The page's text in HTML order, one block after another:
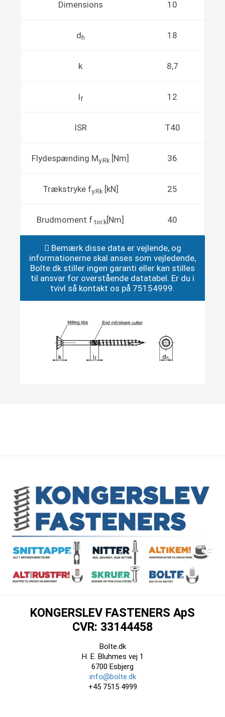
Dimensions 10
d h 18
k 8,7
lf 12
ISR T40
Flydespænding My.Rk [Nm] 36
Trækstryke fy.Rk[kN] 25
Brudmoment ftor.k [Nm] 40
Bemærk disse data er vejlende, og
informationerne skal anses som vejledende,
Bolte.dk stiller ingen garanti eller kan stilles
til ansvar for overstående datatabel. Er du i
tvivl så kontakt os på 75154999.
KONGERSLEV FASTENERS ApS
CVR: 33144458
Bolte.dk
H. E. Bluhmes vej 1
6700 Esbjerg
info@bolte.dk
+45 7515 4999